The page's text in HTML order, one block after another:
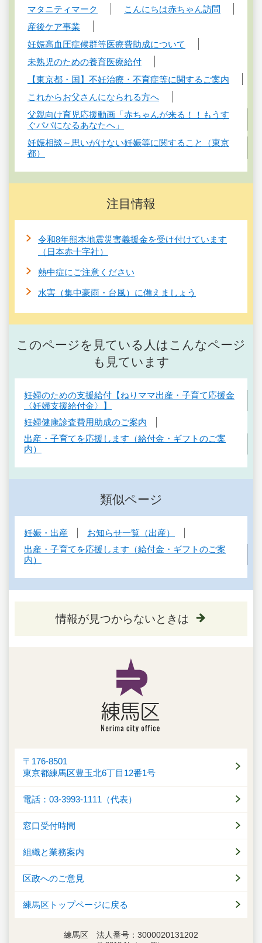
マタニティマーク
こんにちは赤ちゃん訪問
産後ケア事業
妊娠高血圧症候群等医療費助成について
未熟児のための養育医療給付
【東京都・国】不妊治療・不育症等に関するご案内
これからお父さんになられる方へ
父親向け育児応援動画「赤ちゃんが来る！！もうす
ぐパパになるあなたへ」
妊娠相談～思いがけない妊娠等に関すること（東京
都）
注目情報
令和8年熊本地震災害義援金を受け付けています
（日本赤十字社）
熱中症にご注意ください
水害（集中豪雨・台風）に備えましょう
このページを見ている人はこんなページ
も見ています
妊婦のための支援給付【ねりママ出産・子育て応援金
〈妊婦支援給付金〉】
妊婦健康診査費用助成のご案内
出産・子育てを応援します（給付金・ギフトのご案
内）
類似ページ
妊娠・出産
お知らせ一覧（出産）
出産・子育てを応援します（給付金・ギフトのご案
内）
情報が見つからないときは
〒176-8501
東京都練馬区豊玉北6丁目12番1号
電話：03-3993-1111（代表）
窓口受付時間
組織と業務案内
区政へのご意見
練馬区トップページに戻る
練馬区 法人番号：3000020131202